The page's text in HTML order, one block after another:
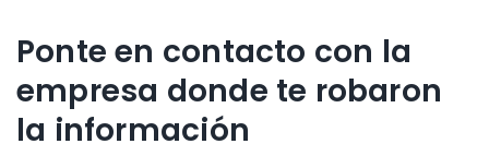
Ponte en contacto con la
empresa donde te robaron
la información